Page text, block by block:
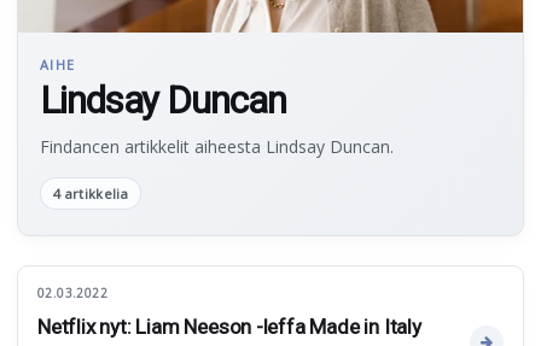
AIHE
Lindsay Duncan
Findancen artikkelit aiheesta Lindsay Duncan.
4 artikkelia
02.03.2022
Netflix nyt: Liam Neeson -leffa Made in Italy